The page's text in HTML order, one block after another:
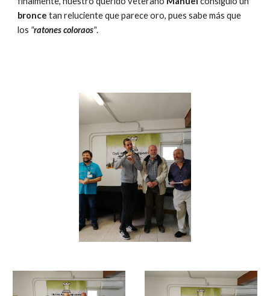
bronce tan reluciente que parece oro, pues sabe más que
los "ratones coloraos".